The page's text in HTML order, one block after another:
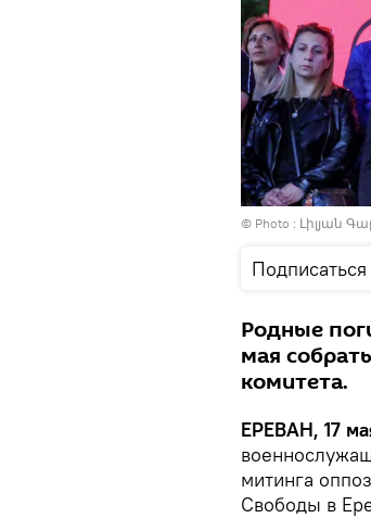
© Photo : Լիլյան
Подписаться
Родные
мая
комитета.
ЕРЕВАН, 17
митинга
Свободы в